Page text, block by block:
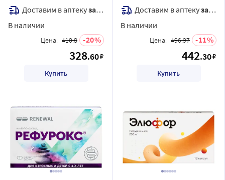
Доставим в аптекузавтра
В наличии
Цена: 410.8 20
328.60₽
Купить
Доставим в аптекузавтра
В наличии
Цена: 496.97 11
442.30₽
Купить